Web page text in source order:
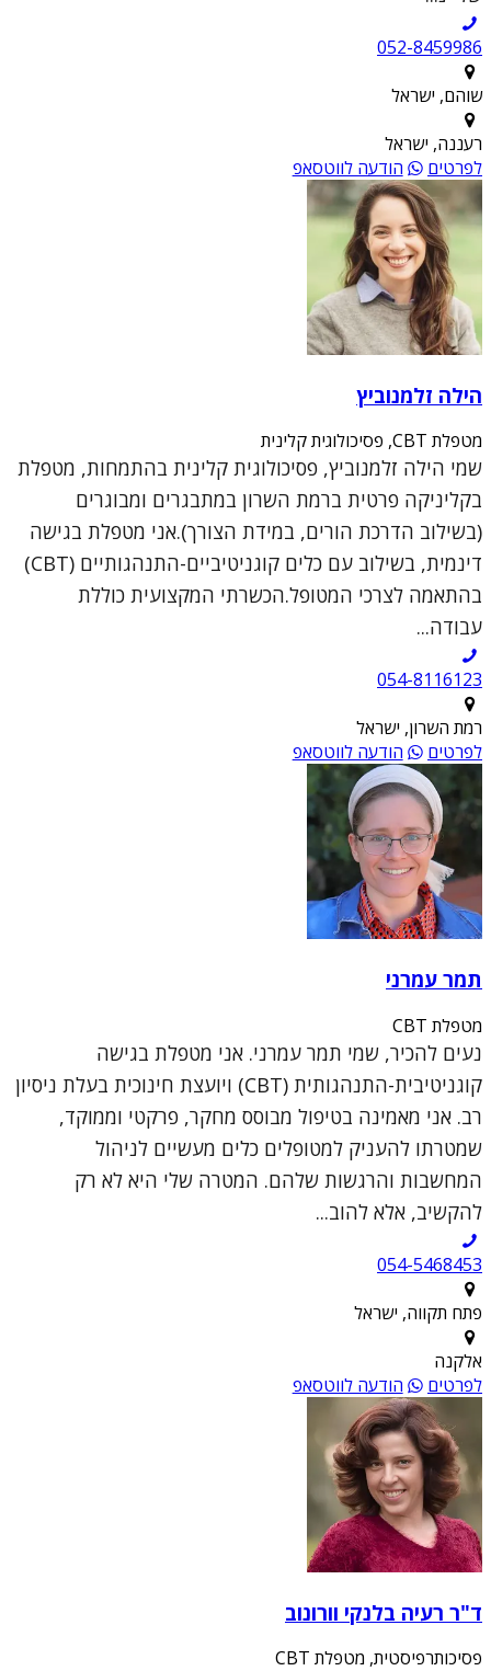
052-8459986
שוהם, ישראל
רעננה, ישראל
לפרטים
הודעה לווטסאפ
הילה זלמנוביץ
מטפלת CBT, פסיכולוגית קלינית
שמי הילה זלמנוביץ, פסיכולוגית קלינית בהתמחות, מטפלת
בקליניקה פרטית ברמת השרון במתבגרים ומבוגרים
(בשילוב הדרכת הורים, במידת הצורך).אני מטפלת בגישה
דינמית, בשילוב עם כלים קוגניטיביים-התנהגותיים (CBT)
בהתאמה לצרכי המטופל.הכשרתי המקצועית כוללת
עבודה...
054-8116123
רמת השרון, ישראל
לפרטים
הודעה לווטסאפ
תמר עמרני
מטפלת CBT
נעים להכיר, שמי תמר עמרני. אני מטפלת בגישה
קוגניטיבית-התנהגותית (CBT) ויועצת חינוכית בעלת ניסיון
רב. אני מאמינה בטיפול מבוסס מחקר, פרקטי וממוקד,
שמטרתו להעניק למטופלים כלים מעשיים לניהול
המחשבות והרגשות שלהם. המטרה שלי היא לא רק
להקשיב, אלא להוב...
054-5468453
פתח תקווה, ישראל
אלקנה
לפרטים
הודעה לווטסאפ
ד"ר רעיה בלנקי וורונוב
פסיכותרפיסטית, מטפלת CBT